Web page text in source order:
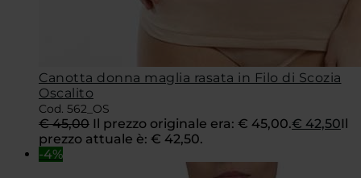
Canotta donna maglia rasata in Filo di Scozia
Oscalito
Cod. 562_OS
€45,00 Il prezzo originale era: € 45,00.€ 42,50Il
prezzo attuale è: € 42,50.
-4%